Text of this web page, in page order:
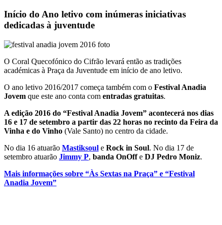
Início do Ano letivo com inúmeras iniciativas
dedicadas à juventude
O Coral Quecofónico do Cifrão levará então as tradições
académicas à Praça da Juventude em início de ano letivo.
O ano letivo 2016/2017 começa também com o Festival Anadia
Jovem que este ano conta com entradas gratuitas.
A edição 2016 do “Festival Anadia Jovem” acontecerá nos dias
16 e 17 de setembro a partir das 22 horas no recinto da Feira da
Vinha e do Vinho (Vale Santo) no centro da cidade.
No dia 16 atuarão Mastiksoul e Rock in Soul. No dia 17 de
setembro atuarão Jimmy P, banda OnOffe DJ Pedro Moniz.
Mais informações sobre “Às Sextas na Praça” e “Festival
Anadia Jovem”